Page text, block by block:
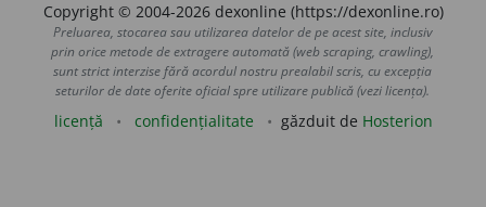
Copyright © 2004-2026 dexonline (https://dexonline.ro)
Preluarea, stocarea sau utilizarea datelor de pe acest site, inclusiv
prin orice metode de extragere automată (web scraping, crawling),
sunt strict interzise fără acordul nostru prealabil scris, cu excepția
seturilor de date oferite oficial spre utilizare publică (vezi licența).
licență confidențialitate găzduit de Hosterion